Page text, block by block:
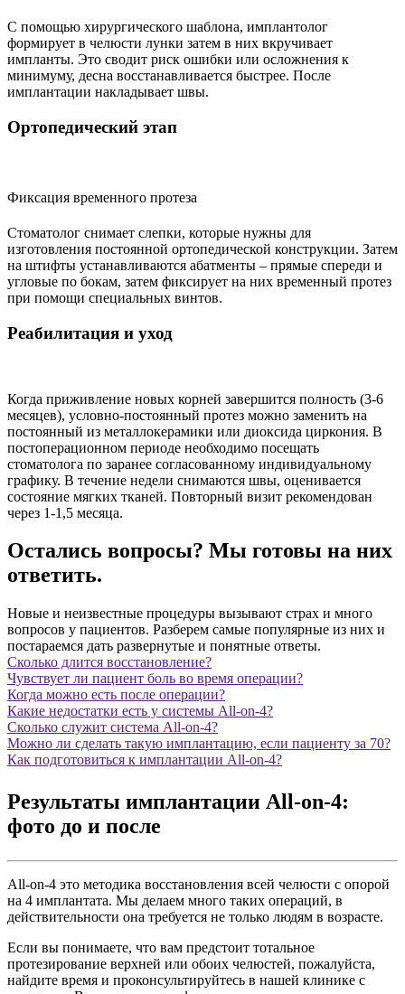
С помощью хирургического шаблона, имплантолог
формирует в челюсти лунки затем в них вкручивает
импланты. Это сводит риск ошибки или осложнения к
минимуму, десна восстанавливается быстрее. После
имплантации накладывает швы.
Ортопедический этап
Фиксация временного протеза
Стоматолог снимает слепки, которые нужны для
изготовления постоянной ортопедической конструкции. Затем
на штифты устанавливаются абатменты – прямые спереди и
угловые по бокам, затем фиксирует на них временный протез
при помощи специальных винтов.
Реабилитация и уход
Когда приживление новых корней завершится полность (3-6
месяцев), условно-постоянный протез можно заменить на
постоянный из металлокерамики или диоксида циркония. В
постоперационном периоде необходимо посещать
стоматолога по заранее согласованному индивидуальному
графику. В течение недели снимаются швы, оценивается
состояние мягких тканей. Повторный визит рекомендован
через 1-1,5 месяца.
Остались вопросы? Мы готовы на них
ответить.
Новые и неизвестные процедуры вызывают страх и много
вопросов у пациентов. Разберем самые популярные из них и
постараемся дать развернутые и понятные ответы.
Сколько длится восстановление?
Чувствует ли пациент боль во время операции?
Когда можно есть после операции?
Какие недостатки есть у системы All-on-4?
Сколько служит система All-on-4?
Можно ли сделать такую имплантацию, если пациенту за 70?
Как подготовиться к имплантации All-on-4?
Результаты имплантации All-on-4:
фото до и после
All-on-4 это методика восстановления всей челюсти с опорой
на 4 имплантата. Мы делаем много таких операций, в
действительности она требуется не только людям в возрасте.
Если вы понимаете, что вам предстоит тотальное
протезирование верхней или обоих челюстей, пожалуйста,
найдите время и проконсультируйтесь в нашей клинике с